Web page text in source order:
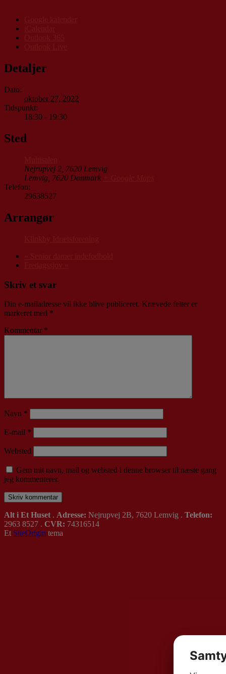
Detaljer
Dato:
oktober 27, 2022
Tidspunkt:
18:30 - 19:30
Sted
Nejrupvej 2, 7620 Lemvig
Lemvig 7620 Danmark
Telefon:
29638527
Arrangør
Skriv et svar
Din e-mailadresse vil ikke blive publiceret. Krævede felter er
markeret med *
Kommentar *
Navn *
E-mail *
Websted
Gem mit navn, mail og websted i denne browser til næste gang
jeg kommenterer.
Alt i Et Huset . Adresse: Nejrupvej 2B, 7620 Lemvig . Telefon:
2963 8527 . CVR: 74316514
Et SiteOrigin tema